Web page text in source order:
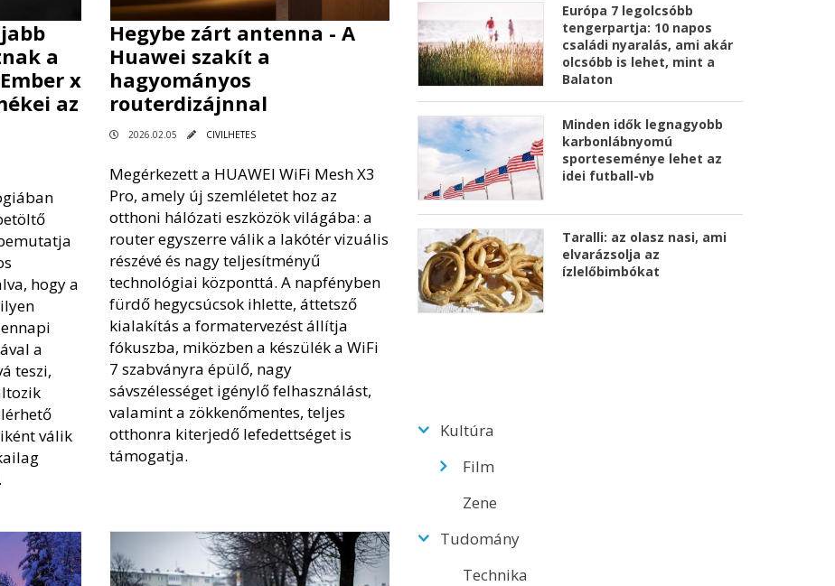
a
x
az
hogy a
a
teszi,
válik
Hegybe zárt antenna - A
Huawei szakít a
hagyományos
routerdizájnnal
2026.02.05 CIVILHETES
Megérkezett a HUAWEI WiFi Mesh X3
Pro, amely új szemléletet hoz az
otthoni hálózati eszközök világába: a
router egyszerre válik a lakótér vizuális
részévé és nagy teljesítményű
technológiai központtá. A napfényben
fürdő hegycsúcsok ihlette, áttetsző
kialakítás a formatervezést állítja
fókuszba, miközben a készülék a WiFi
7 szabványra épülő, nagy
sávszélességet igénylő felhasználást,
valamint a zökkenőmentes, teljes
otthonra kiterjedő lefedettséget is
támogatja.
Európa 7 legolcsóbb
tengerpartja: 10 napos
családi nyaralás, ami akár
olcsóbb is lehet, mint a
Balaton
Minden idők legnagyobb
karbonlábnyomú
sporteseménye lehet az
idei futball-vb
Taralli: az olasz nasi, ami
elvarázsolja az
ízlelőbimbókat
Kultúra
Film
Zene
Tudomány
Technika